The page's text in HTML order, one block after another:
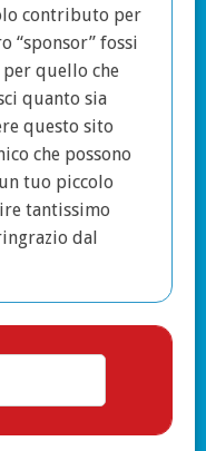
contributo per
“sponsor” fossi
quello che
quanto sia
questo sito
che possono
tuo piccolo
tantissimo
dal